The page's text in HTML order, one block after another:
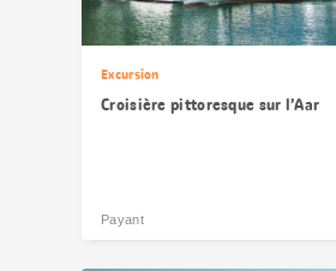
Excursion
Croisière pittoresque sur l’Aar
Payant